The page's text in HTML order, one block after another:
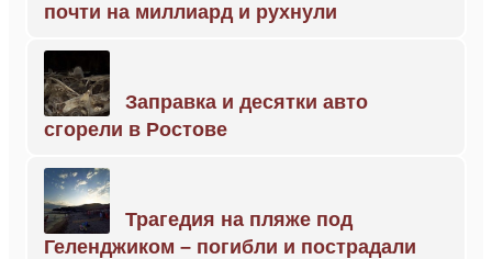
почти на миллиард и рухнули
Заправка и десятки авто
сгорели в Ростове
Трагедия на пляже под
Геленджиком – погибли и пострадали